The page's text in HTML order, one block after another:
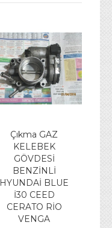
Çıkma GAZ
KELEBEK
GÖVDESİ
BENZİNLİ
HYUNDAİ BLUE
İ30 CEED
CERATO RİO
VENGA